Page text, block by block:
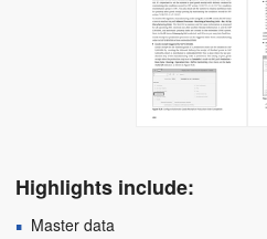
Highlights include:
Master data